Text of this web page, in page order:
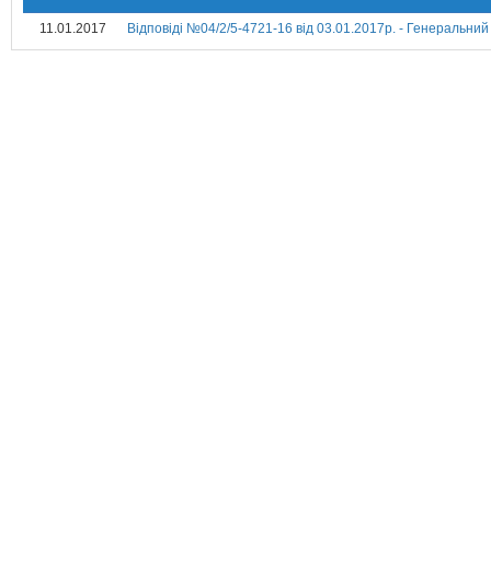
11.01.2017 Відповіді №04/2/5-4721-16 від 03.01.2017р. -